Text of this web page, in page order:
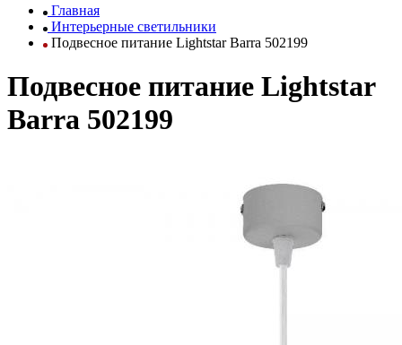
Главная
Интерьерные светильники
Подвесное питание Lightstar Barra 502199
Подвесное питание Lightstar
Barra 502199